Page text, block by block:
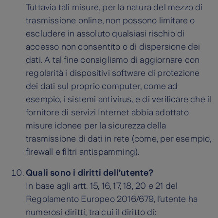
Tuttavia tali misure, per la natura del mezzo di
trasmissione online, non possono limitare o
escludere in assoluto qualsiasi rischio di
accesso non consentito o di dispersione dei
dati. A tal fine consigliamo di aggiornare con
regolarità i dispositivi software di protezione
dei dati sul proprio computer, come ad
esempio, i sistemi antivirus, e di verificare che il
fornitore di servizi Internet abbia adottato
misure idonee per la sicurezza della
trasmissione di dati in rete (come, per esempio,
firewall e filtri antispamming).
Quali sono i diritti dell’utente?
In base agli artt. 15, 16, 17, 18, 20 e 21 del
Regolamento Europeo 2016/679, l’utente ha
numerosi diritti, tra cui il diritto di: